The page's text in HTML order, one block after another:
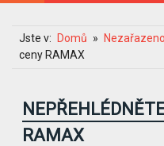
Jste v: Domů Nezařazeno
ceny RAMAX
RAMAX